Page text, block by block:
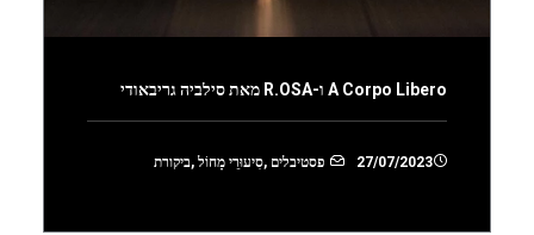
A Corpo Libero ו-R.OSA מאת סילביה גריבאודי
27/07/2023 פסטיבלים ,סִיעוּרֵי מָחוֹל ,ביקורת